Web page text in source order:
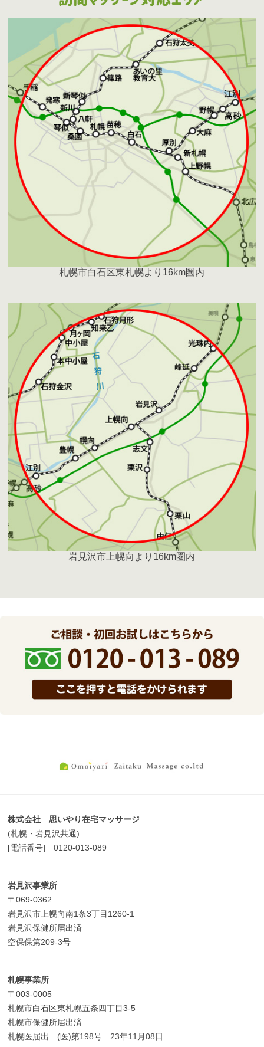
札幌市白石区東札幌より16km圏内
岩見沢市上幌向より16km圏内
株式会社 思いやり在宅マッサージ
(札幌・岩見沢共通)
[電話番号] 0120-013-089
岩見沢事業所
〒069-0362
岩見沢市上幌向南1条3丁目1260-1
岩見沢保健所届出済
空保保第209-3号
札幌事業所
〒003-0005
札幌市白石区東札幌五条四丁目3-5
札幌市保健所届出済
札幌医届出 (医)第198号 23年11月08日